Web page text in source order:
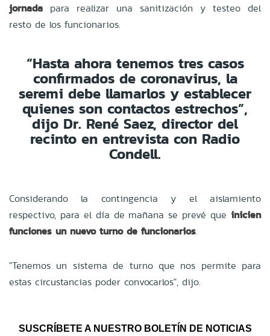
jornada para realizar una sanitización y testeo del
resto de los funcionarios.
“Hasta ahora tenemos tres casos
confirmados de coronavirus, la
seremi debe llamarlos y establecer
quienes son contactos estrechos”,
dijo Dr. René Saez, director del
recinto en entrevista con Radio
Condell.
Considerando la contingencia y el aislamiento
respectivo, para el día de mañana se prevé que inicien
funciones un nuevo turno de funcionarios.
"Tenemos un sistema de turno que nos permite para
estas circustancias poder convocarlos", dijo.
SUSCRÍBETE A NUESTRO BOLETÍN DE NOTICIAS